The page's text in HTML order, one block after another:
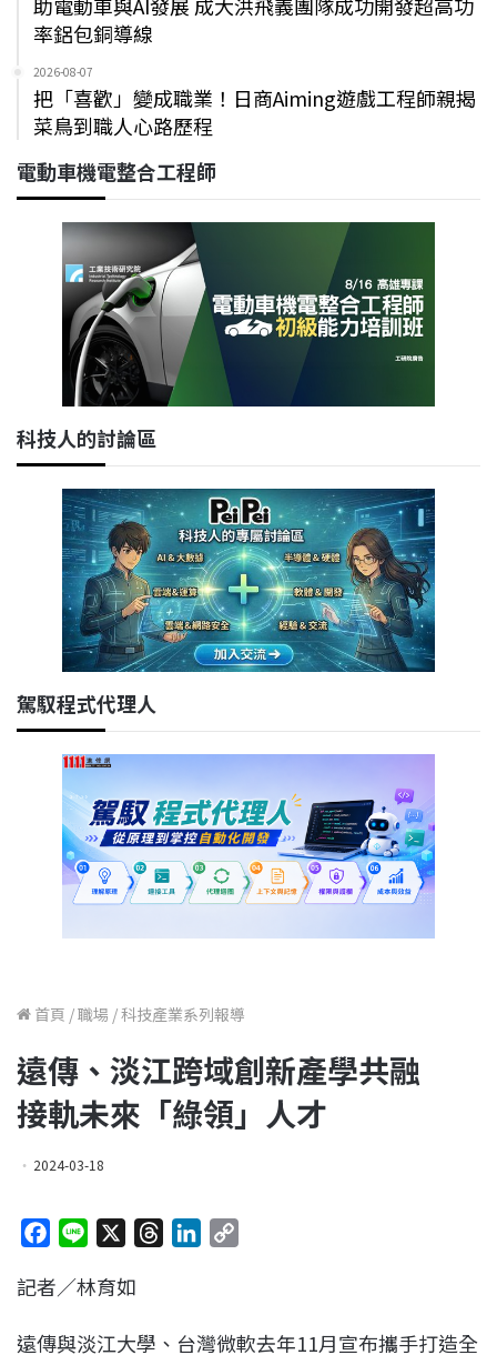
率鋁包銅導線
2026-08-07
把「喜歡」變成職業！日商Aiming遊戲工程師親揭
菜鳥到職人心路歷程
電動車機電整合工程師
科技人的討論區
駕馭程式代理人